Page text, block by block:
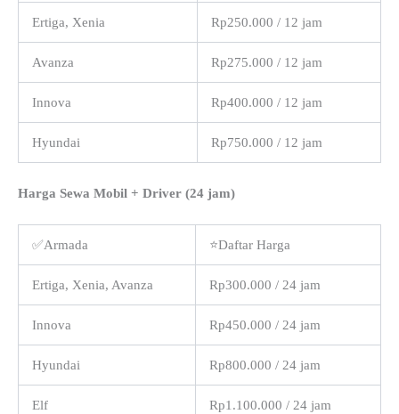
Ertiga, Xenia Rp250.000 / 12 jam
Avanza Rp275.000 / 12 jam
Innova Rp400.000 / 12 jam
Hyundai Rp750.000 / 12 jam
Harga Sewa Mobil + Driver (24 jam)
✅Armada ⭐Daftar Harga
Ertiga, Xenia, Avanza Rp300.000 / 24 jam
Innova Rp450.000 / 24 jam
Hyundai Rp800.000 / 24 jam
Elf Rp1.100.000 / 24 jam